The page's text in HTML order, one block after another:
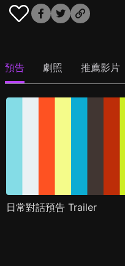
預告 劇照 推薦影片
日常對話預告 Trailer